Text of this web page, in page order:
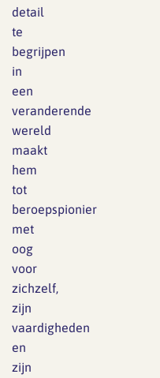
detail
te
begrijpen
in
een
veranderende
wereld
maakt
hem
tot
beroepspionier
met
oog
voor
zichzelf,
zijn
vaardigheden
en
zijn